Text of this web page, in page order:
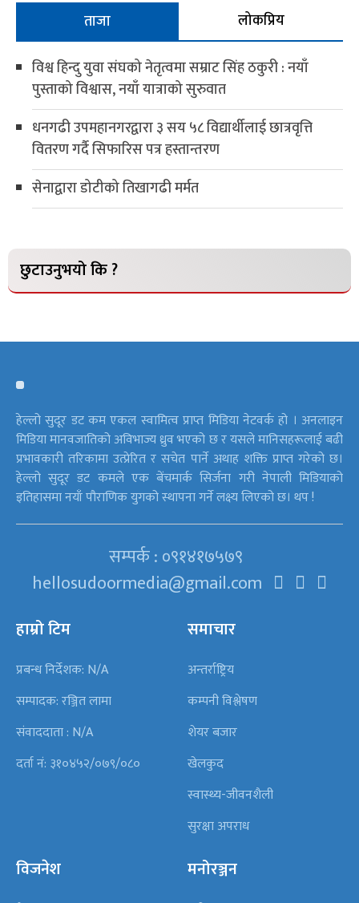
ताजा
लोकप्रिय
विश्व हिन्दु युवा संघको नेतृत्वमा सम्राट सिंह ठकुरी : नयाँ
पुस्ताको विश्वास, नयाँ यात्राको सुरुवात
धनगढी उपमहानगरद्वारा ३ सय ५८ विद्यार्थीलाई छात्रवृत्ति
वितरण गर्दै सिफारिस पत्र हस्तान्तरण
सेनाद्वारा डोटीको तिखागढी मर्मत
छुटाउनुभयो कि ?
हेल्लो सुदूर डट कम एकल स्वामित्व प्राप्त मिडिया नेटवर्क हो । अनलाइन
मिडिया मानवजातिको अविभाज्य ध्रुव भएको छ र यसले मानिसहरूलाई बढी
प्रभावकारी तरिकामा उत्प्रेरित र सचेत पार्ने अथाह शक्ति प्राप्त गरेको छ।
हेल्लो सुदूर डट कमले एक बेंचमार्क सिर्जना गरी नेपाली मिडियाको
इतिहासमा नयाँ पौराणिक युगको स्थापना गर्ने लक्ष्य लिएको छ। थप !
सम्पर्क : ०९१४१७५७९
hellosudoormedia@gmail.com
हाम्रो टिम
प्रबन्ध निर्देशक: N/A
सम्पादक: रञ्जित लामा
संवाददाता : N/A
दर्ता नं: ३१०४५२/०७९/०८०
समाचार
अन्तर्राष्ट्रिय
कम्पनी विश्लेषण
शेयर बजार
खेलकुद
स्वास्थ्य-जीवनशैली
सुरक्षा अपराध
विजनेश मनोरञ्जन